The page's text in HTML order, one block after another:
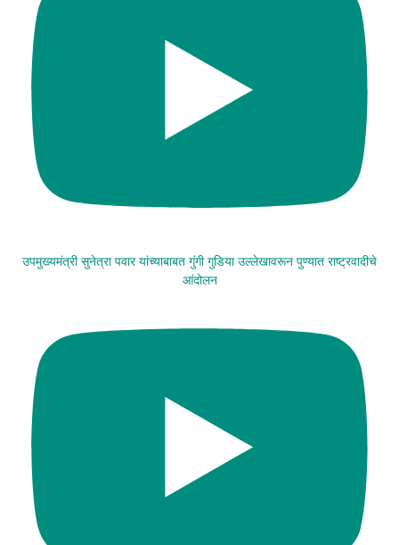
उपमुख्यमंत्री सुनेत्रा पवार यांच्याबाबत गुंगी गुडिया उल्लेखावरून पुण्यात राष्ट्रवादीचे
आंदोलन